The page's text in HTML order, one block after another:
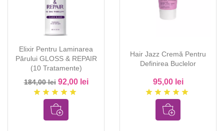
Elixir Pentru Laminarea
Părului GLOSS & REPAIR
(10 Tratamente)
184,00 lei 92,00 lei
star star star star star
Hair Jazz Cremă Pentru
Definirea Buclelor
95,00 lei
star star star star star